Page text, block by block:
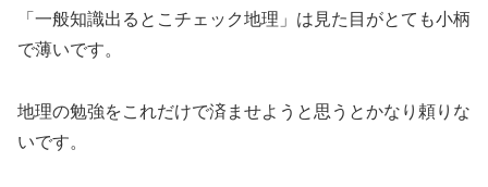
「一般知識出るとこチェック地理」は見た目がとても小柄
で薄いです。
地理の勉強をこれだけで済ませようと思うとかなり頼りな
いです。